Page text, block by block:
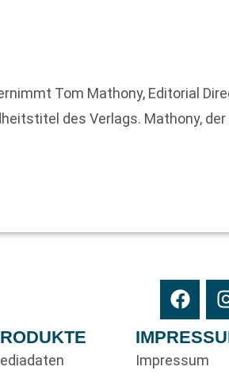
Tom Mathony, Editorial
des Verlags. Mathony,
Impressum